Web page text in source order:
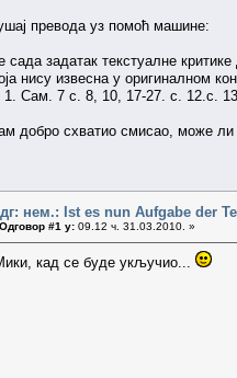
превода уз помоћ машине:
сада задатак текстуалне
нису извесна у оригиналном
1. Сам. 7 c. 8, 10, 17-27. c. 12.c. 13,
добро схватио смисао, може ли
нем.: Ist es nun Aufgabe der
Одговор #1 у: 09.12 ч. 31.03.2010. »
кад се буде укључио...